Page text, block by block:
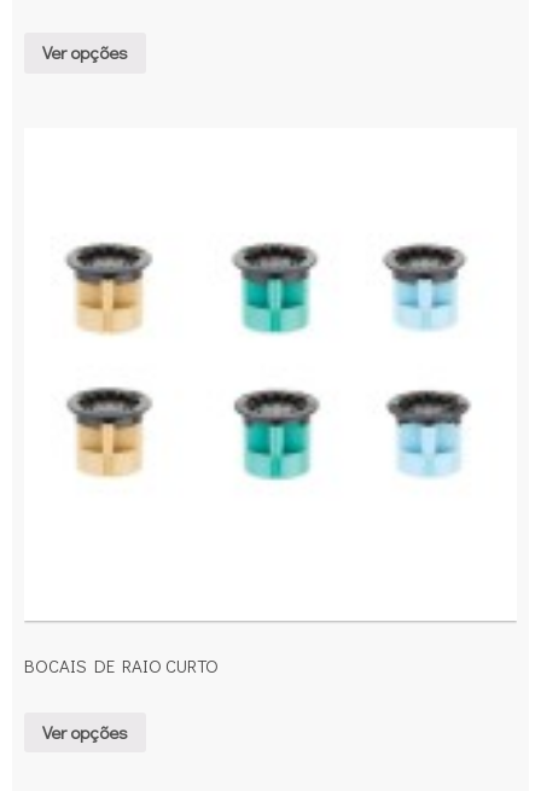
Ver opções
BOCAIS DE RAIO CURTO
Ver opções